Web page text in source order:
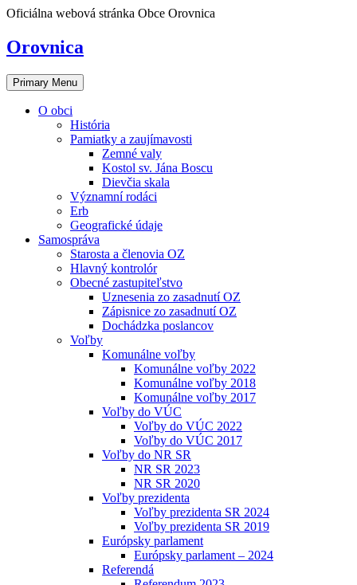
Skip
content
Oficiálna webová stránka Obce Orovnica
Orovnica
Primary Menu
O obci
História
Pamiatky a zaujímavosti
Zemné valy
Kostol sv. Jána Boscu
Dievčia skala
Významní rodáci
Erb
Geografické údaje
Samospráva
Starosta a členovia OZ
Hlavný kontrolór
Obecné zastupiteľstvo
Uznesenia zo zasadnutí OZ
Zápisnice zo zasadnutí OZ
Dochádzka poslancov
Voľby
Komunálne voľby
Komunálne voľby 2022
Komunálne voľby 2018
Komunálne voľby 2017
Voľby do VÚC
Voľby do VÚC 2022
Voľby do VÚC 2017
Voľby do NR SR
NR SR 2023
NR SR 2020
Voľby prezidenta
Voľby prezidenta SR 2024
Voľby prezidenta SR 2019
Európsky parlament
Európsky parlament – 2024
Referendá